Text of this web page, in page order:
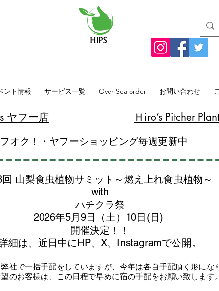
ント情報 サービス一覧 Over Sea order お問い合わせ
ヤフー店 Ｈiro’s Pitcher
オク！・ヤフーショッピング毎週更新中
回 山梨食虫植物サミット～燃え上れ食虫植物～
with
​ハチクラ祭
2026年5月9日（土）10日(日)
​開催決定！！
細は、近日中にHP、X、Instagramで公開。
社で一括手配をしていますが、今年は各自手配頂く形にな
のお客様は、この日程で早めに宿の手配をお願い致します。